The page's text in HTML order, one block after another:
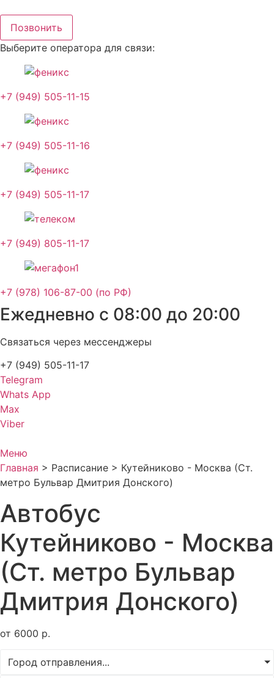
содержимому
Позвонить
Выберите оператора для связи:
+7 (949) 505-11-15
+7 (949) 505-11-16
+7 (949) 505-11-17
+7 (949) 805-11-17
+7 (978) 106-87-00 (по РФ)
Ежедневно с 08:00 до 20:00
Связаться через мессенджеры
+7 (949) 505-11-17
Telegram
Whats App
Max
Viber
Меню
Главная > Расписание > Кутейниково - Москва (Ст.
метро Бульвар Дмитрия Донского)
Автобус
Кутейниково - Москва
(Ст. метро Бульвар
Дмитрия Донского)
от 6000 р.
Город отправления...